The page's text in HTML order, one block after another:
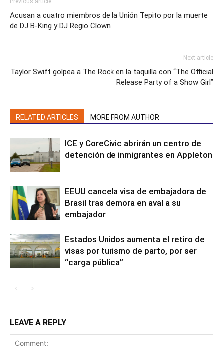
Previous article
Acusan a cuatro miembros de la Unión Tepito por la muerte
de DJ B-King y DJ Regio Clown
Next article
Taylor Swift golpea a The Rock en la taquilla con “The Official
Release Party of a Show Girl”
RELATED ARTICLES MORE FROM AUTHOR
ICE y CoreCivic abrirán un centro de
detención de inmigrantes en Appleton
EEUU cancela visa de embajadora de
Brasil tras demora en aval a su
embajador
Estados Unidos aumenta el retiro de
visas por turismo de parto, por ser
“carga pública”
LEAVE A REPLY